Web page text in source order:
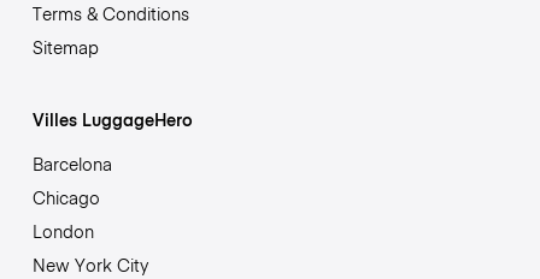
Terms & Conditions
Sitemap
Villes LuggageHero
Barcelona
Chicago
London
New York City